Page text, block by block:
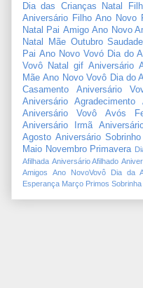
Dia das Crianças
Natal
Aniversário Filho Ano Novo
Natal Pai Amigo Ano Novo
Natal Mãe Outubro
Pai Ano Novo Vovó Dia do
Vovô
Natal gif Aniversário
Mãe Ano Novo Vovô Dia do
Casamento
Aniversário
Aniversário Agradecimento
Aniversário Vovô
Avós
Aniversário Irmã
Agosto Aniversário Sobrinho
Maio Novembro Primavera
Afilhada Aniversário Afilhado
Amigos
Ano NovoVovô Dia da
Esperança Março Primos Sobrinha